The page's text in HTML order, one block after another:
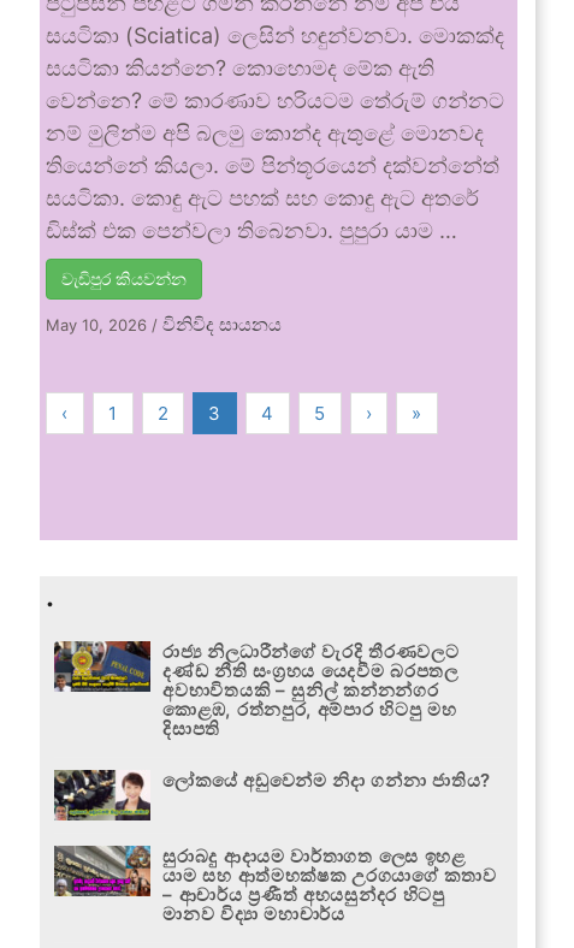
සයටිකා (Sciatica) ලෙසින් හඳුන්වනවා. මොකක්ද
සයටිකා කියන්නෙ? කොහොමද මේක ඇති
වෙන්නෙ? මේ කාරණාව හරියටම තේරුම් ගන්නට
නම් මුලින්ම අපි බලමු කොන්ද ඇතුළේ මොනවද
තියෙන්නේ කියලා. මේ පින්තූරයෙන් දක්වන්නේත්
සයටිකා. කොඳු ඇට පහක් සහ කොඳු ඇට අතරේ
ඩිස්ක් එක පෙන්වලා තිබෙනවා. පුපුරා යාම …
වැඩිපුර කියවන්න
May 10, 2026 /විනිවිද සායනය
‹ 1 2 3 4 5 › »
.
රාජ්‍ය නිලධාරීන්ගේ වැරදි තීරණවලට
දණ්ඩ නීති සංග්‍රහය යෙදවීම බරපතල
අවභාවිතයකි – සුනිල් කන්නන්ගර
කොළඹ, රත්නපුර, අම්පාර හිටපු මහ
දිසාපති
ලෝකයේ අඩුවෙන්ම නිදා ගන්නා ජාතිය?
සුරාබදු ආදායම වාර්තාගත ලෙස ඉහළ
යාම සහ ආත්මභක්ෂක උරගයාගේ කතාව
– ආචාර්ය ප්‍රණීත් අභයසුන්දර හිටපු
මානව විද්‍යා මහාචාර්ය